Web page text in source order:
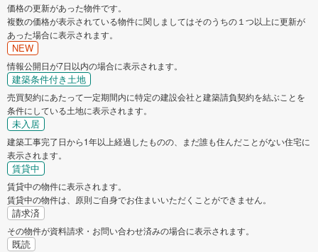
価格の更新があった物件です。
複数の価格が表示されている物件に関しましてはそのうちの１つ以上に更新が
あった場合に表示されます。
NEW
情報公開日が7日以内の場合に表示されます。
建築条件付き土地
売買契約にあたって一定期間内に特定の建設会社と建築請負契約を結ぶことを
条件にしている土地に表示されます。
未入居
建築工事完了日から1年以上経過したものの、まだ誰も住んだことがない住宅に
表示されます。
賃貸中
賃貸中の物件に表示されます。
賃貸中の物件は、原則ご自身でお住まいいただくことができません。
請求済
その物件が資料請求・お問い合わせ済みの場合に表示されます。
既読